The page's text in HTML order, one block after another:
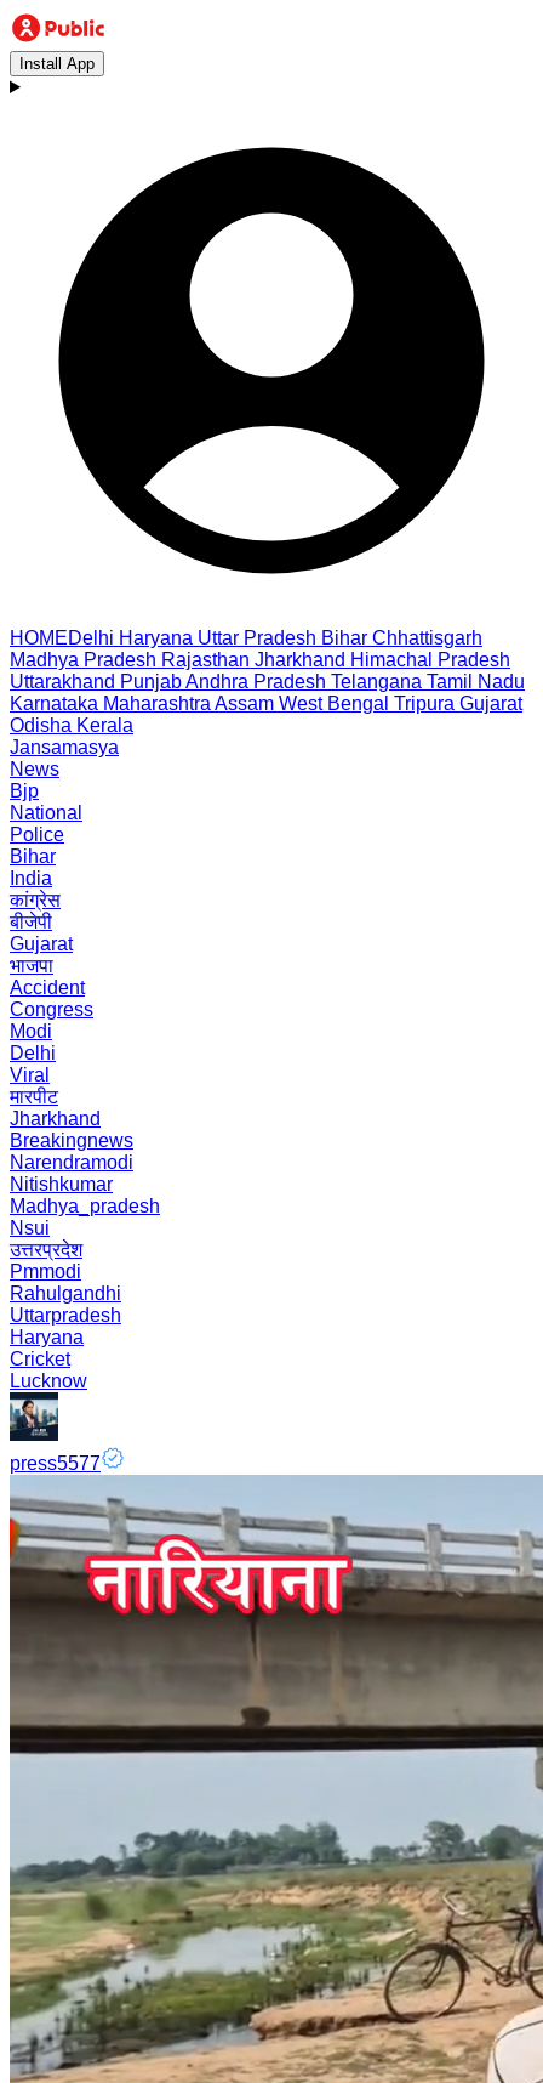
Install App
HOMEDelhi Haryana Uttar Pradesh Bihar Chhattisgarh
Madhya Pradesh Rajasthan Jharkhand Himachal Pradesh
Uttarakhand PunjabAndhra Pradesh Telangana Tamil Nadu
Karnataka Maharashtra Assam West Bengal Tripura Gujarat
Odisha Kerala
Jansamasya
News
Bjp
National
Police
Bihar
India
कांग्रेस
बीजेपी
Gujarat
भाजपा
Accident
Congress
Modi
Delhi
Viral
मारपीट
Jharkhand
Breakingnews
Narendramodi
Nitishkumar
Madhya_pradesh
Nsui
उत्तरप्रदेश
Pmmodi
Rahulgandhi
Uttarpradesh
Haryana
Cricket
Lucknow
press5577